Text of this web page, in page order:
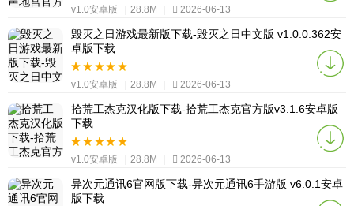
v1.0安卓版 28.8M 2026-06-13
毁灭之日游戏最新版下载-毁灭之日中文版 v1.0.0.362安
卓版下载
v1.0安卓版 28.8M 2026-06-13
拾荒工杰克汉化版下载-拾荒工杰克官方版v3.1.6安卓版
下载
v1.0安卓版 28.8M 2026-06-13
异次元通讯6官网版下载-异次元通讯6手游版 v6.0.1安卓
版下载